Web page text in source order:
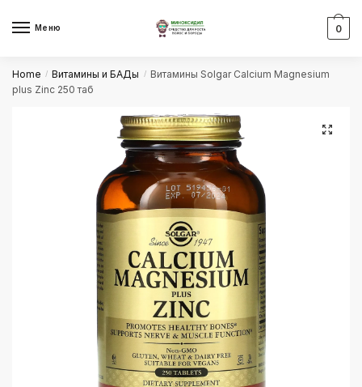
Меню 0
Home / Витамины и БАДы / Витамины Solgar Calcium Magnesium
plus Zinc 250 таб